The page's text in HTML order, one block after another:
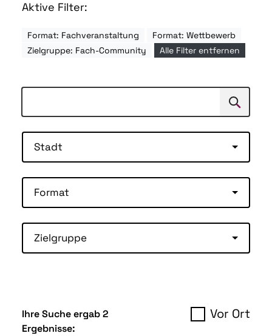
Aktive Filter:
Format: Fachveranstaltung
Format: Wettbewerb
Zielgruppe: Fach-Community
Alle Filter entfernen
Suchen
Stadt
Format
Zielgruppe
Ihre Suche ergab 2
Ergebnisse:
Vor Ort